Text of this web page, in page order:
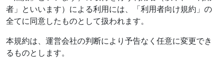
者」といいます）による利用には、「利用者向け規約」の
全てに同意したものとして扱われます。
本規約は、運営会社の判断により予告なく任意に変更でき
るものとします。